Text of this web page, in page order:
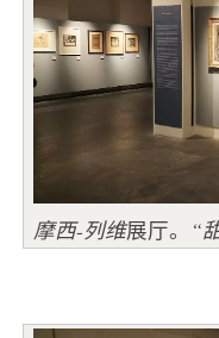
摩西-列维展厅。 “